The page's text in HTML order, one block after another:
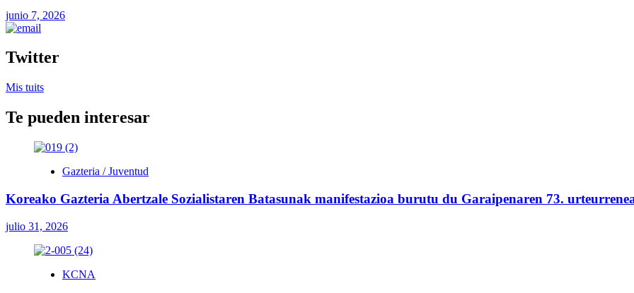
junio 7, 2026
Twitter
Mis tuits
Te pueden interesar
Gazteria / Juventud
Koreako Gazteria Abertzale Sozialistaren Batasunak manifestazioa burutu du Garaipenaren 73.
julio 31, 2026
KCNA